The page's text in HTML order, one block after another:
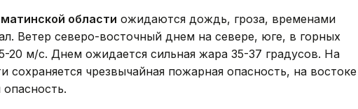
области ожидаются дождь, гроза, временами
Ветер северо-восточный днем на севере, юге, в горных
20 м/с. Днем ожидается сильная жара 35-37 градусов. На
сохраняется чрезвычайная пожарная опасность, на востоке